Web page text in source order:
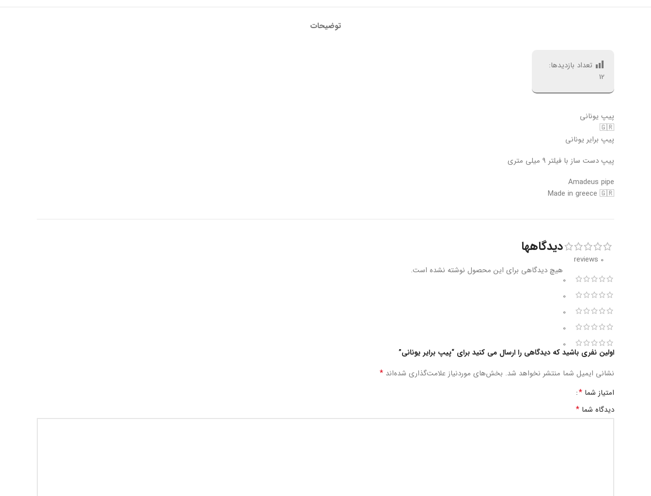
توضیحات
تعداد بازدیدها:
12
پیپ یونانی
🇬🇷
پیپ برایر یونانی
پیپ دست ساز با فیلتر ۹ میلی متری
Amadeus pipe
Made in greece 🇬🇷
0 reviews
0
0
0
0
0
دیدگاهها
هیچ دیدگاهی برای این محصول نوشته نشده است.
اولین نفری باشید که دیدگاهی را ارسال می کنید برای “پیپ برایر یونانی”
نشانی ایمیل شما منتشر نخواهد شد. بخش‌های موردنیاز علامت‌گذاری شده‌اند *
امتیاز شما *
دیدگاه شما *